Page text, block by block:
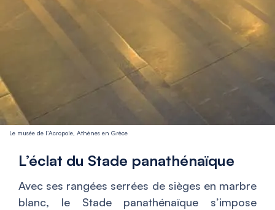
Le musée de l’Acropole, Athènes en Grèce
L’éclat du Stade panathénaïque
Avec ses rangées serrées de sièges en marbre
blanc, le Stade panathénaïque s’impose